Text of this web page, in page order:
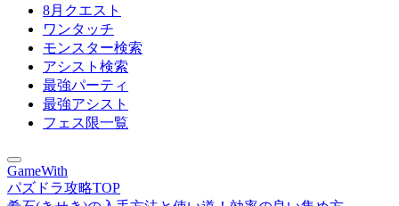
8月クエスト
ワンタッチ
モンスター検索
アシスト検索
最強パーティ
最強アシスト
フェス限一覧
GameWith
パズドラ攻略TOP